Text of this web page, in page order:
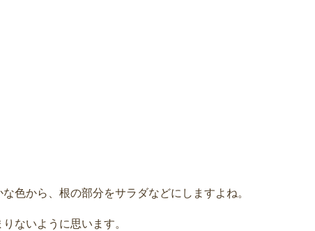
色から、根の部分をサラダなどにしますよね。
ないように思います。